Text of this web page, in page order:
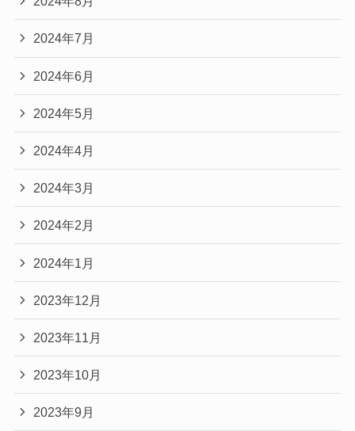
2024年7月
2024年6月
2024年5月
2024年4月
2024年3月
2024年2月
2024年1月
2023年12月
2023年11月
2023年10月
2023年9月